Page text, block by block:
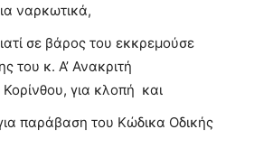
ναρκωτικά,
σε βάρος του εκκρεμούσε
του κ. Α’ Ανακριτή
για κλοπή και
παράβαση του Κώδικα Οδικής